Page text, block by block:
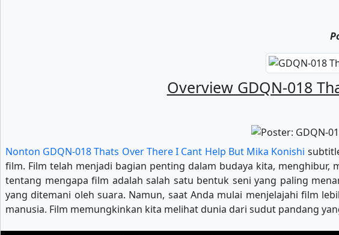
Overview GDQN-018
Nonton GDQN-018 Thats Over There I Cant Help But Mika Konishi
film. Film telah menjadi bagian penting dalam budaya kita,
tentang mengapa film adalah salah satu bentuk seni yang paling
yang ditemani oleh suara. Namun, saat Anda mulai menjelajahi film
manusia. Film memungkinkan kita melihat dunia dari sudut pandang